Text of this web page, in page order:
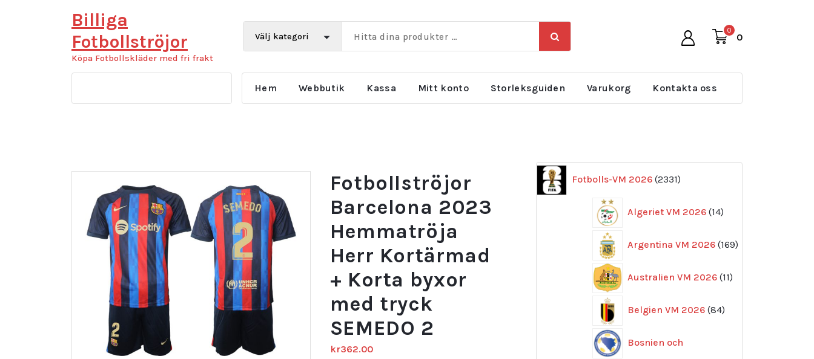
Billiga
Fotbollströjor
Köpa Fotbollskläder med fri frakt
0
0
Hem Webbutik Kassa Mitt konto Storleksguiden Varukorg Kontakta oss
Fotbollströjor
Barcelona 2023
Hemmatröja
Herr Kortärmad
+ Korta byxor
med tryck
SEMEDO 2
kr362.00
Fotbolls-VM 2026 2331
produkter
Algeriet VM 2026 14
produkter
Argentina VM 2026 169
produkter
Australien VM 2026 11
produkter
Belgien VM 2026 84
produkter
Bosnien och